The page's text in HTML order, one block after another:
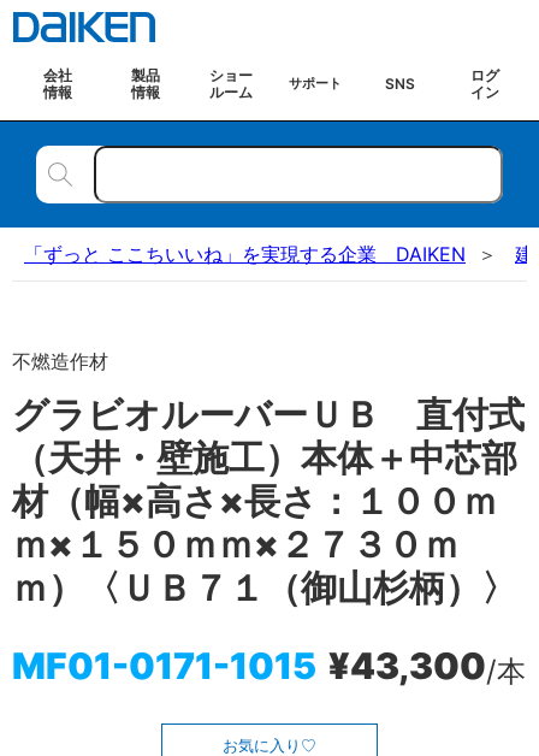
会社
情報
製品
情報
ショー
ルーム
サポート SNS
ログ
イン
「ずっと ここちいいね」を実現する企業 DAIKEN 建
不燃造作材
グラビオルーバーＵＢ 直付式
（天井・壁施工）本体＋中芯部
材（幅×高さ×長さ：１００ｍ
ｍ×１５０ｍｍ×２７３０ｍ
ｍ）〈ＵＢ７１（御山杉柄）〉
MF01-0171-1015 ¥43,300/本
お気に入り